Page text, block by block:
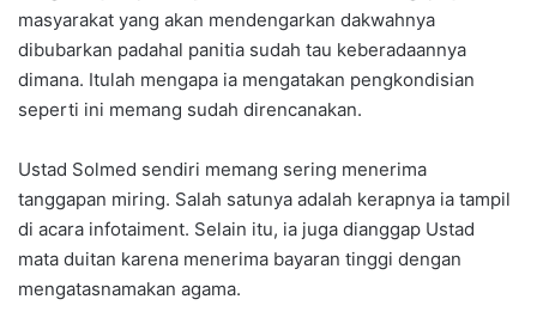
masyarakat yang akan mendengarkan dakwahnya
dibubarkan padahal panitia sudah tau keberadaannya
dimana. Itulah mengapa ia mengatakan pengkondisian
seperti ini memang sudah direncanakan.
Ustad Solmed sendiri memang sering menerima
tanggapan miring. Salah satunya adalah kerapnya ia tampil
di acara infotaiment. Selain itu, ia juga dianggap Ustad
mata duitan karena menerima bayaran tinggi dengan
mengatasnamakan agama.